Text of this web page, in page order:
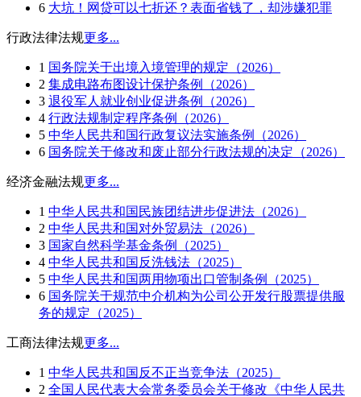
6 大坑！网贷可以七折还？表面省钱了，却涉嫌犯罪
行政法律法规更多...
1 国务院关于出境入境管理的规定（2026）
2 集成电路布图设计保护条例（2026）
3 退役军人就业创业促进条例（2026）
4 行政法规制定程序条例（2026）
5 中华人民共和国行政复议法实施条例（2026）
6 国务院关于修改和废止部分行政法规的决定（2026）
经济金融法规更多...
1 中华人民共和国民族团结进步促进法（2026）
2 中华人民共和国对外贸易法（2026）
3 国家自然科学基金条例（2025）
4 中华人民共和国反洗钱法（2025）
5 中华人民共和国两用物项出口管制条例（2025）
6 国务院关于规范中介机构为公司公开发行股票提供服
务的规定（2025）
工商法律法规更多...
1 中华人民共和国反不正当竞争法（2025）
2 全国人民代表大会常务委员会关于修改《中华人民共